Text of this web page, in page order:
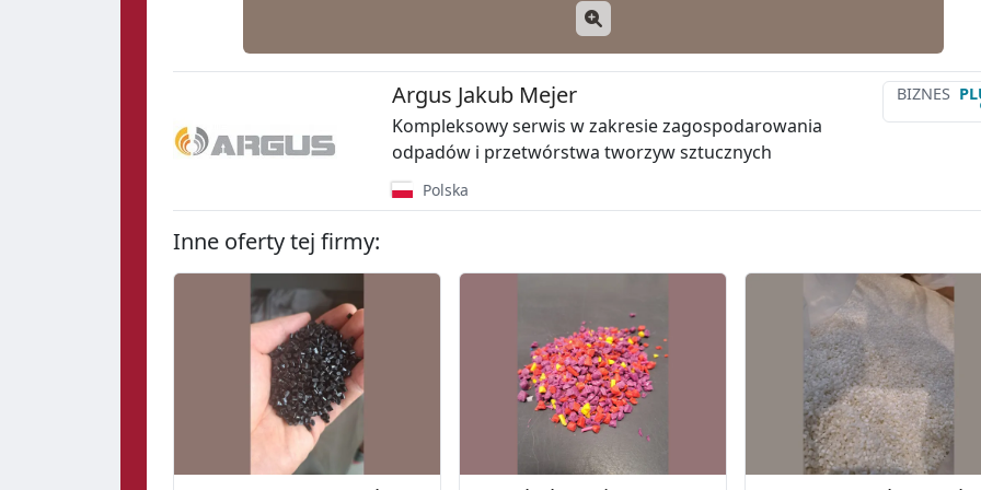
BIZNES
Argus Jakub Mejer
Kompleksowy serwis w zakresie zagospodarowania
odpadów i przetwórstwa tworzyw sztucznych
Polska
Inne oferty tej firmy: